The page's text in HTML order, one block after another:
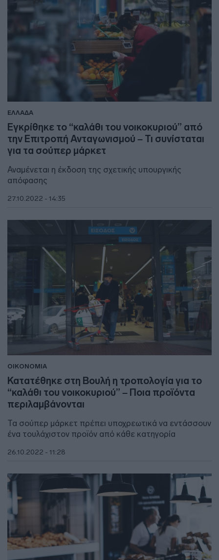
ΕΛΛΑΔΑ
Εγκρίθηκε το “καλάθι του νοικοκυριού” από
την Επιτροπή Ανταγωνισμού – Τι συνίσταται
για τα σούπερ μάρκετ
Αναμένεται η έκδοση της σχετικής υπουργικής
απόφασης
27.10.2022 - 14:35
ΟΙΚΟΝΟΜΙΑ
Κατατέθηκε στη Βουλή η τροπολογία για το
“καλάθι του νοικοκυριού” – Ποια προϊόντα
περιλαμβάνονται
Τα σούπερ μάρκετ πρέπει υποχρεωτικά να εντάσσουν
ένα τουλάχιστον προϊόν από κάθε κατηγορία
26.10.2022 - 11:28